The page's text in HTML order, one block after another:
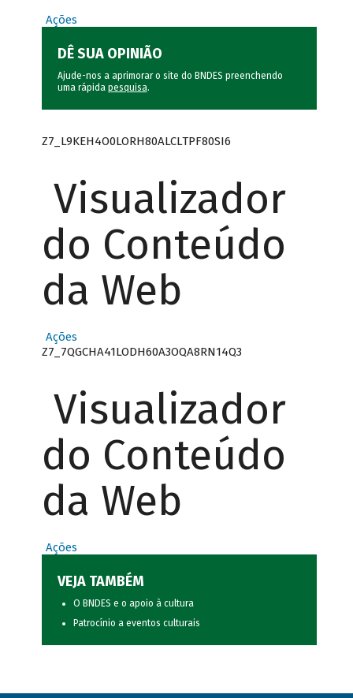
Ações
DÊ SUA OPINIÃO
Ajude-nos a aprimorar o site do BNDES preenchendo
uma rápida pesquisa.
Z7_L9KEH4O0LORH80ALCLTPF80SI6
Visualizador
do Conteúdo
da Web
Ações
Z7_7QGCHA41LODH60A3OQA8RN14Q3
Visualizador
do Conteúdo
da Web
Ações
VEJA TAMBÉM
O BNDES e o apoio à cultura
Patrocínio a eventos culturais